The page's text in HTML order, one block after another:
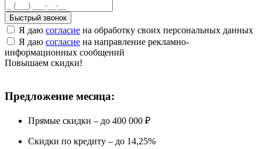
Быстрый звонок
Я даю согласие на обработку своих персональных данных
Я даю согласие на направление рекламно-
информационных сообщений
Повышаем скидки!
Предложение месяца:
Прямые скидки – до 400 000 ₽
Скидки по кредиту – до 14,25%